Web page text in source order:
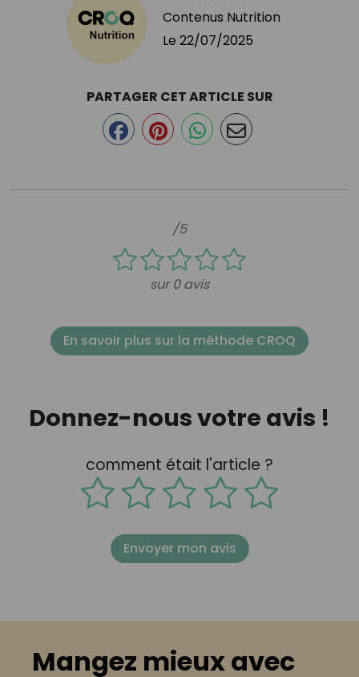
Contenus Nutrition
Le 22/07/2025
/5
sur 0 avis
PARTAGER CET ARTICLE SUR
En savoir plus sur la méthode CROQ
Donnez-nous votre avis !
comment était l'article ?
Envoyer mon avis
Mangez mieux avec